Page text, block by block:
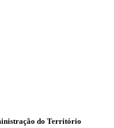
do Território